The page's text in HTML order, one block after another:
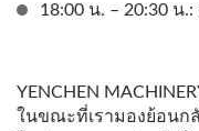
18:00 น. – 20:30 น
YENCHEN
ในขณะที่เรามองย้อนก